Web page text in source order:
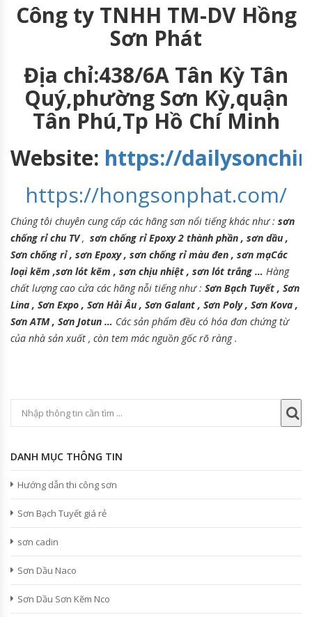
Công ty TNHH TM-DV Hồng
Sơn Phát
Địa chỉ:438/6A Tân Kỳ Tân
Quý,phường Sơn Kỳ,quận
Tân Phú,Tp Hồ Chí Minh
Website: https://
https://hongsonphat.com/
Chúng tôi chuyên cung cấp các hãng sơn nổi tiếng khác như : sơn
chống rỉ chu TV, sơn chống rỉ Epoxy 2 thành phần , sơn dầu ,
Sơn chống rỉ , sơn Epoxy , sơn chống rỉ màu đen , sơn mạCác
loại kẽm ,sơn lót kẽm , sơn chịu nhiệt , sơn lót trắng … Hàng
chất lượng cao cửa các hãng nỗi tiếng như : Sơn Bạch Tuyết , Sơn
Lina , Sơn Expo , Sơn Hải Âu , Sơn Galant , Sơn Poly , Sơn Kova ,
Sơn ATM , Sơn Jotun … Các sản phẩm đều có hóa đơn chứng từ
của nhà sản xuất , còn tem mác nguồn gốc rõ ràng .
DANH MỤC THÔNG TIN
Hướng dẫn thi công sơn
Sơn Bạch Tuyết giá rẻ
sơn cadin
Sơn Dầu Naco
Sơn Dầu Sơn Kẽm Nco